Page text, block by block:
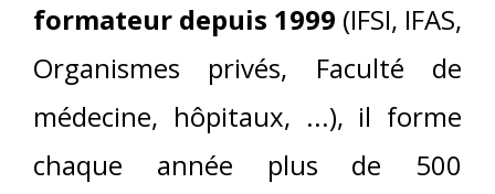
formateur depuis 1999 (IFSI, IFAS,
Organismes privés, Faculté de
médecine, hôpitaux, ...), il forme
chaque année plus de 500